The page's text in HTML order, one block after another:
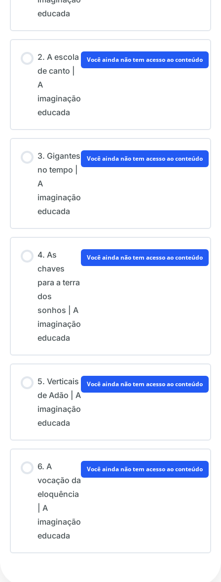
educada
2. A escola
de canto |
A
imaginação
educada
Você ainda não tem acesso ao conteúdo
3. Gigantes
no tempo |
A
imaginação
educada
Você ainda não tem acesso ao conteúdo
4. As
chaves
para a terra
dos
sonhos | A
imaginação
educada
Você ainda não tem acesso ao conteúdo
5. Verticais
de Adão | A
imaginação
educada
Você ainda não tem acesso ao conteúdo
6. A
vocação da
eloquência
| A
imaginação
educada
Você ainda não tem acesso ao conteúdo